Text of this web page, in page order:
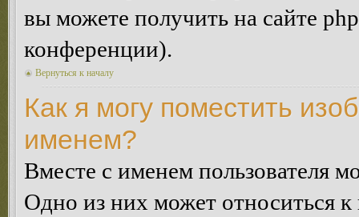
вы можете получить на сайте
конференции).
Вернуться к началу
Как я могу поместить
именем?
Вместе с именем пользователя
Одно из них может относиться